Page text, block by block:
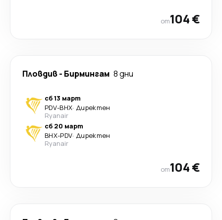
от104 €
Пловдив- Бирмингам 8 дни
сб 13 март
PDV-BHX· Директен
Ryanair
сб 20 март
BHX-PDV· Директен
Ryanair
от104 €